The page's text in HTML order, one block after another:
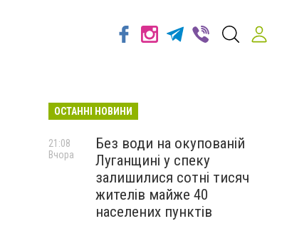
ОСТАННІ НОВИНИ
Без води на окупованій
Луганщині у спеку
залишилися сотні тисяч
жителів майже 40
населених пунктів
21:08
Вчора